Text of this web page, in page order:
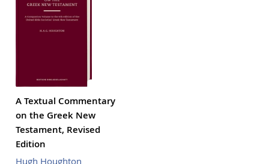
A Textual Commentary
on the Greek New
Testament, Revised
Edition
Hugh Houghton